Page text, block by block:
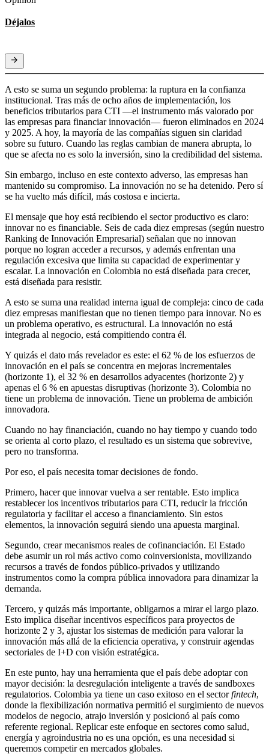
Déjalos
A esto se suma un segundo problema: la ruptura en la confianza
institucional. Tras más de ocho años de implementación, los
beneficios tributarios para CTI —el instrumento más valorado por
las empresas para financiar innovación— fueron eliminados en 2024
y 2025. A hoy, la mayoría de las compañías siguen sin claridad
sobre su futuro. Cuando las reglas cambian de manera abrupta, lo
que se afecta no es solo la inversión, sino la credibilidad del sistema.
Sin embargo, incluso en este contexto adverso, las empresas han
mantenido su compromiso. La innovación no se ha detenido. Pero sí
se ha vuelto más difícil, más costosa e incierta.
El mensaje que hoy está recibiendo el sector productivo es claro:
innovar no es financiable. Seis de cada diez empresas (según nuestro
Ranking de Innovación Empresarial) señalan que no innovan
porque no logran acceder a recursos, y además enfrentan una
regulación excesiva que limita su capacidad de experimentar y
escalar. La innovación en Colombia no está diseñada para crecer,
está diseñada para resistir.
A esto se suma una realidad interna igual de compleja: cinco de cada
diez empresas manifiestan que no tienen tiempo para innovar. No es
un problema operativo, es estructural. La innovación no está
integrada al negocio, está compitiendo contra él.
Y quizás el dato más revelador es este: el 62 % de los esfuerzos de
innovación en el país se concentra en mejoras incrementales
(horizonte 1), el 32 % en desarrollos adyacentes (horizonte 2) y
apenas el 6 % en apuestas disruptivas (horizonte 3). Colombia no
tiene un problema de innovación. Tiene un problema de ambición
innovadora.
Cuando no hay financiación, cuando no hay tiempo y cuando todo
se orienta al corto plazo, el resultado es un sistema que sobrevive,
pero no transforma.
Por eso, el país necesita tomar decisiones de fondo.
Primero, hacer que innovar vuelva a ser rentable. Esto implica
restablecer los incentivos tributarios para CTI, reducir la fricción
regulatoria y facilitar el acceso a financiamiento. Sin estos
elementos, la innovación seguirá siendo una apuesta marginal.
Segundo, crear mecanismos reales de cofinanciación. El Estado
debe asumir un rol más activo como coinversionista, movilizando
recursos a través de fondos público-privados y utilizando
instrumentos como la compra pública innovadora para dinamizar la
demanda.
Tercero, y quizás más importante, obligarnos a mirar el largo plazo.
Esto implica diseñar incentivos específicos para proyectos de
horizonte 2 y 3, ajustar los sistemas de medición para valorar la
innovación más allá de la eficiencia operativa, y construir agendas
sectoriales de I+D con visión estratégica.
En este punto, hay una herramienta que el país debe adoptar con
mayor decisión: la desregulación inteligente a través de sandboxes
regulatorios. Colombia ya tiene un caso exitoso en el sectorfintech,
donde la flexibilización normativa permitió el surgimiento de nuevos
modelos de negocio, atrajo inversión y posicionó al país como
referente regional. Replicar este enfoque en sectores como salud,
energía y agroindustria no es una opción, es una necesidad si
queremos competir en mercados globales.